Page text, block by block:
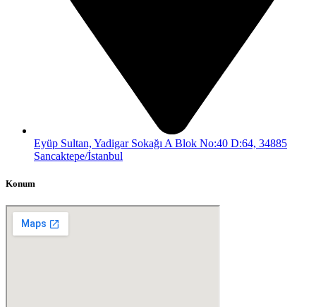
Eyüp Sultan, Yadigar Sokağı A Blok No:40 D:64, 34885
Sancaktepe/İstanbul
Konum